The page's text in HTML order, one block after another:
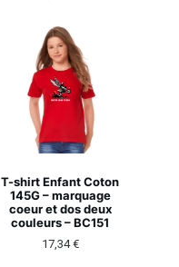
T-shirt Enfant Coton
145G – marquage
coeur et dos deux
couleurs – BC151
17,34€